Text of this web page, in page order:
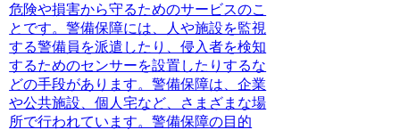
危険や損害から守るためのサービスのこ
とです。警備保障には、人や施設を監視
する警備員を派遣したり、侵入者を検知
するためのセンサーを設置したりするな
どの手段があります。警備保障は、企業
や公共施設、個人宅など、さまざまな場
所で行われています。警備保障の目的